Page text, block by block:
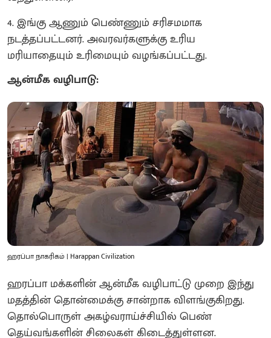
​4. இங்கு ஆணும் பெண்ணும் சரிசமமாக
நடத்தப்பட்டனர். அவரவர்களுக்கு உரிய
மரியாதையும் உரிமையும் வழங்கப்பட்டது.
ஆன்மீக வழிபாடு:
ஹரப்பா நாகரிகம் | Harappan Civilization
ஹரப்பா மக்களின் ஆன்மீக வழிபாட்டு முறை இந்து
மதத்தின் தொன்மைக்கு சான்றாக விளங்குகிறது.
தொல்பொருள் அகழ்வராய்ச்சியில் பெண்
தெய்வங்களின் சிலைகள் கிடைத்துள்ளன.